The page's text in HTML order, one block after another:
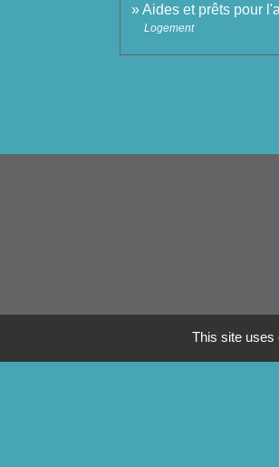
Aides et prêts pour
Logement
This site uses